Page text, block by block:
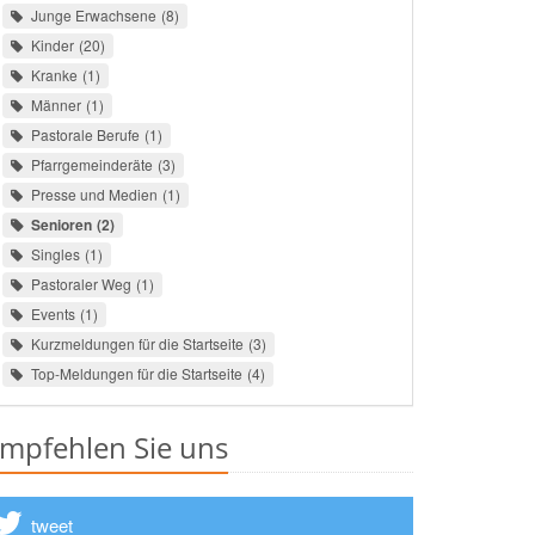
Junge Erwachsene 8
Kinder 20
Kranke 1
Männer 1
Pastorale Berufe 1
Pfarrgemeinderäte 3
Presse und Medien 1
Senioren 2
Singles 1
Pastoraler Weg 1
Events 1
Kurzmeldungen für die Startseite 3
Top-Meldungen für die Startseite 4
Sie uns
tweet